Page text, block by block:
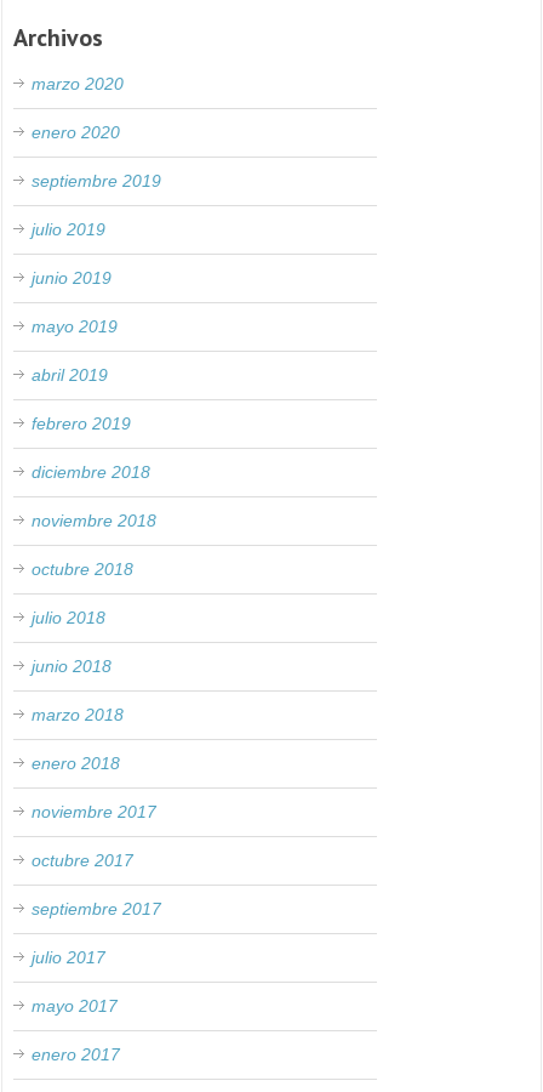
Archivos
marzo 2020
enero 2020
septiembre 2019
julio 2019
junio 2019
mayo 2019
abril 2019
febrero 2019
diciembre 2018
noviembre 2018
octubre 2018
julio 2018
junio 2018
marzo 2018
enero 2018
noviembre 2017
octubre 2017
septiembre 2017
julio 2017
mayo 2017
enero 2017